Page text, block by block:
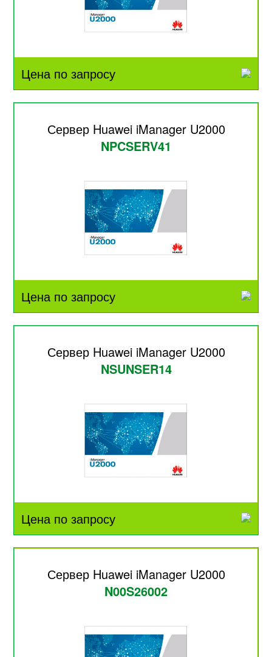
Цена по запросу
Сервер Huawei iManager U2000
NPCSERV41
Цена по запросу
Сервер Huawei iManager U2000
NSUNSER14
Цена по запросу
Сервер Huawei iManager U2000
N00S26002